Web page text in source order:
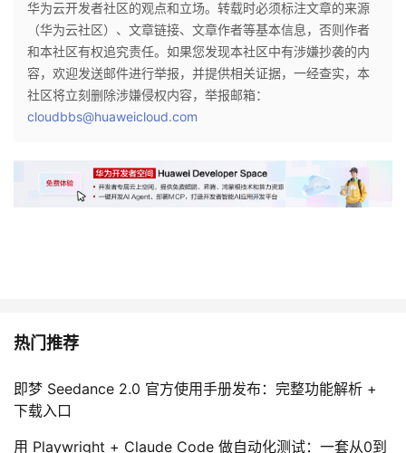
华为云开发者社区的观点和立场。转载时必须标注文章的来源
（华为云社区）、文章链接、文章作者等基本信息，否则作者
和本社区有权追究责任。如果您发现本社区中有涉嫌抄袭的内
容，欢迎发送邮件进行举报，并提供相关证据，一经查实，本
社区将立刻删除涉嫌侵权内容，举报邮箱：
cloudbbs@huaweicloud.com
热门推荐
即梦 Seedance 2.0 官方使用手册发布：完整功能解析 +
下载入口
用 Playwright + Claude Code 做自动化测试：一套从0到